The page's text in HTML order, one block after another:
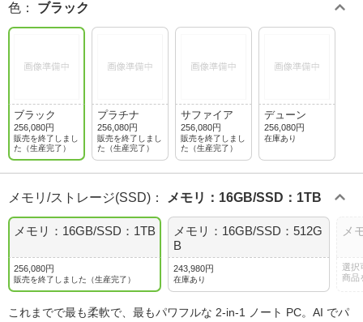
色 ： ブラック
ブラック
256,080円
販売を終了しまし
た（生産完了）
プラチナ
256,080円
販売を終了しまし
た（生産完了）
サファイア
256,080円
販売を終了しまし
た（生産完了）
デューン
256,080円
在庫あり
メモリ/ストレージ(SSD) ： メモリ：16GB/SSD：1TB
メモリ：16GB/SSD：1TB
256,080円
販売を終了しました（生産完了）
メモリ：16GB/SSD：512G
B
243,980円
在庫あり
メ
選択
商品
これまでで最も柔軟で、最もパワフルな 2-in-1 ノート PC。AI でパ